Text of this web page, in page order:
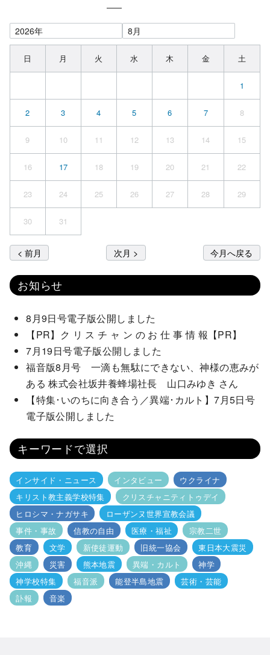
日 月 火 水 木 金 土
1
2 3 4 5 6 7 8
9 10 11 12 13 14 15
16 17 18 19 20 21 22
23 24 25 26 27 28 29
30 31
< 前月 次月 > 今月へ戻る
お知らせ
8月9日号電子版公開しました
【PR】ク リ ス チ ャ ン の お 仕 事 情 報【PR】
7月19日号電子版公開しました
福音版8月号 一滴も無駄にできない、神様の恵みが
ある 株式会社坂井養蜂場社長 山口みゆき さん
【特集･いのちに向き合う／異端･カルト】7月5日号
電子版公開しました
キーワードで選択
インサイド・ニュース インタビュー
ウクライナ
キリスト教主義学校特集
クリスチャニティトゥデイ
ヒロシマ・ナガサキ
ローザンヌ世界宣教会議
事件・事故
信教の自由 医療・福祉
宗教二世
教育
文学 新使徒運動 旧統一協会
東日本大震災
沖縄
災害 熊本地震 異端・カルト
神学
神学校特集
福音派 能登半島地震
芸術・芸能
訃報
音楽